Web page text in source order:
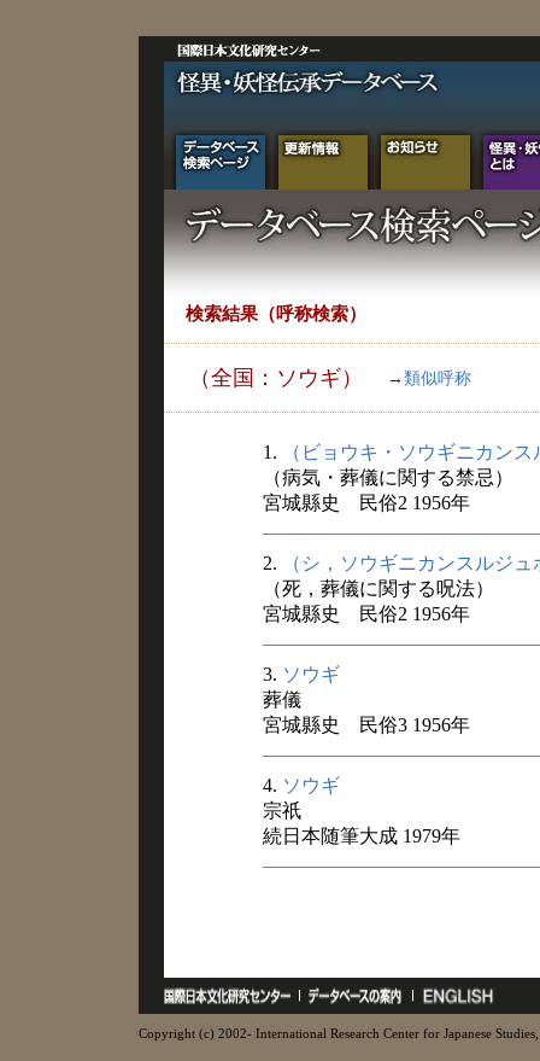
検索結果（呼称検索）
（全国：ソウギ） → 類似呼称
1.
（ビョウキ・ソウギニカン
（病気・葬儀に関する禁忌）
宮城縣史 民俗2 1956年
2.
（シ，ソウギニカンスルジュ
（死，葬儀に関する呪法）
宮城縣史 民俗2 1956年
3. ソウギ
葬儀
宮城縣史 民俗3 1956年
4. ソウギ
宗祇
続日本随筆大成 1979年
Copyright (c) 2002- International Research Center for Japanese